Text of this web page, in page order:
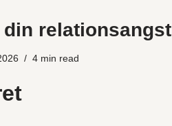
relationsangst
4 min read